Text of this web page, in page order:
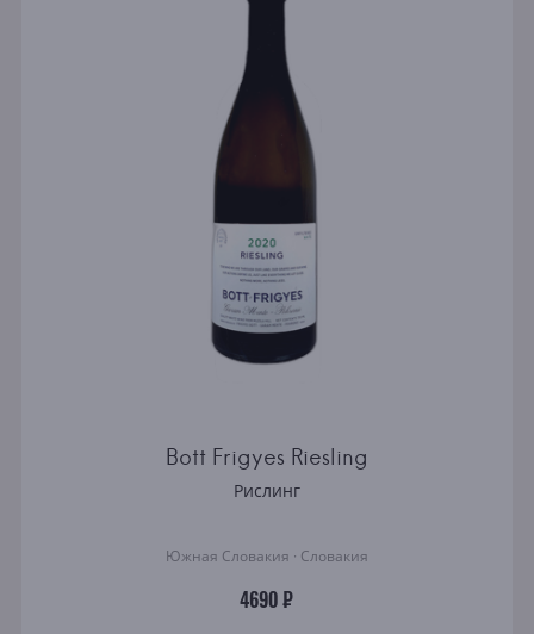
Bott Frigyes Riesling
Рислинг
Южная Словакия · Словакия
4690 ₽